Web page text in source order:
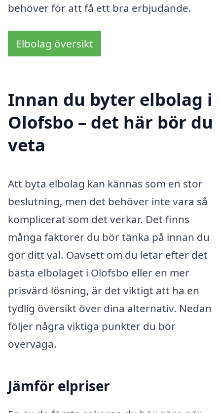
behöver för att få ett bra erbjudande.
Elbolag översikt
Innan du byter elbolag i
Olofsbo – det här bör du
veta
Att byta elbolag kan kännas som en stor
beslutning, men det behöver inte vara så
komplicerat som det verkar. Det finns
många faktorer du bör tänka på innan du
gör ditt val. Oavsett om du letar efter det
bästa elbolaget i Olofsbo eller en mer
prisvärd lösning, är det viktigt att ha en
tydlig översikt över dina alternativ. Nedan
följer några viktiga punkter du bör
överväga.
Jämför elpriser